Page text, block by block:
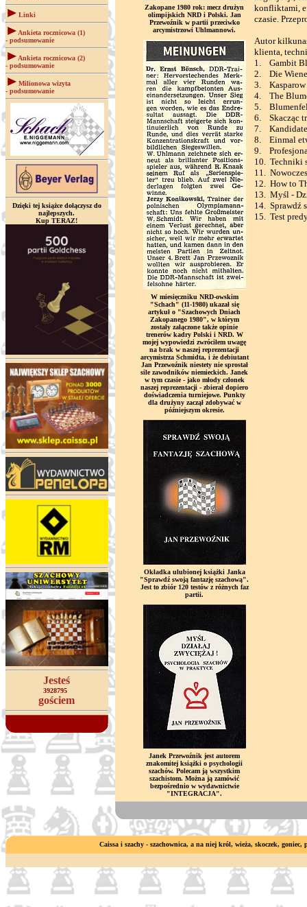
Linki
Ankieta rocznicowa (1)
- podsumowanie
Ankieta rocznicowa (2)
- podsumowanie
Milionowa wizyta
- podsumowanie
Dzięki tej książce dołączysz do
najlepszych.
Kup TERAZ!
Jesteś
3928795
gościem
Zakopane 1980 rok: mecz drużyn
olimpijskich NRD i Polski. Jan
Przewoźnik w partii przeciwko
arcymistrzowi Uhlmannowi.
W miesięczniku NRD-owskim
"Schach" (11-1980) ukazał się
artykuł o "Szachowych Dniach
Zakopanego 1980", w którym
zostały załączone także opinie
trenerów kadry Polski i NRD. W
mojej wypowiedzi zwróciłem uwagę
na brak w naszej reprezentacji
arcymistrza Schmidta, i że debiutant
Jan Przewoźnik niestety nie sprostał
sile zawodników niemieckich. Janek
w tym czasie - jako młody członek
naszej reprezentacji - zbierał dopiero
doświadczenia turniejowe. Punkty
dla drużyny zaczął zdobywać w
późniejszym okresie.
Okładka ulubionej książki Janka
"Sprawdź swoją fantazję szachową".
Jest to zbiór 120 testów z różnych faz
partii.
Janek Przewoźnik jest autorem
znakomitej książki o psychologii
szachów. Polecam ją wszystkim
szachistom. Można ją zamówić
bezpośrednio w wydawnictwie
"INTEGRACJA".
konfliktami,
czasie.
Autor
klienta,
1. Gambit
2. Die
3. Kasparow
4. The
5.
6. Skacząc
7.
8. Einmal
9.
10. Techniki
11.
12. How to
13. Myśl -
14. Sprawdź
15. Test
Caissa i szachy - szachownica, a na niej król, wieża, skoczek,